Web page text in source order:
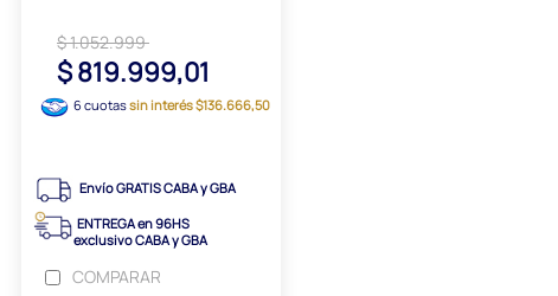
$ 1.052.999
$ 819.999,01
6 cuotassin interés $136.666,50
Envío GRATIS CABA y GBA
ENTREGA en 96HS
exclusivo CABA y GBA
COMPARAR